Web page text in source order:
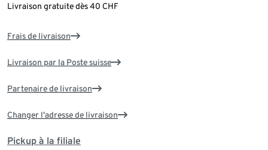
Livraison gratuite dès 40 CHF
Frais de livraison
Livraison par la Poste suisse
Partenaire de livraison
Changer l'adresse de livraison
Pickup à la filiale